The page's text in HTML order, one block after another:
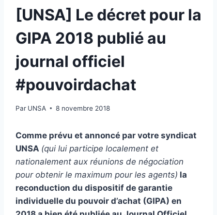
[UNSA] Le décret pour la
GIPA 2018 publié au
journal officiel
#pouvoirdachat
Par UNSA 8 novembre 2018
Comme prévu et annoncé par votre syndicat
UNSA (qui lui participe localement et
nationalement aux réunions de négociation
pour obtenir le maximum pour les agents) la
reconduction du dispositif de garantie
individuelle du pouvoir d’achat (GIPA) en